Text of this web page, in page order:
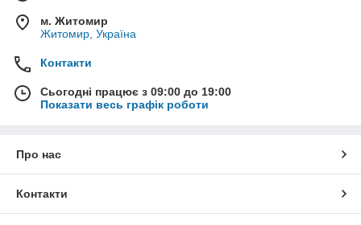
м. Житомир
Житомир, Україна
Контакти
Сьогодні працює з 09:00 до 19:00
Показати весь графік роботи
Про нас
Контакти